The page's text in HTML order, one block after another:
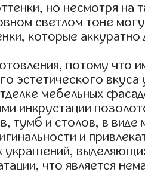
но несмотря на
светлом тоне
которые аккуратно
потому что
эстетического вкуса
мебельных
инкрустации
и столов, в виде
и
что является